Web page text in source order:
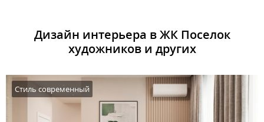
Дизайн интерьера в ЖК Поселок
художников и других
Стиль современный